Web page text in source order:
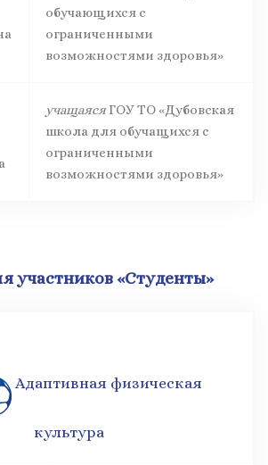
обучающихся с
ограниченными
возможностями здоровья»
учащаясяГОУ ТО «Дубовская
школа для обучащихся с
ограниченными
возможностями здоровья»
участников «Студенты»
Адаптивная физическая
культура